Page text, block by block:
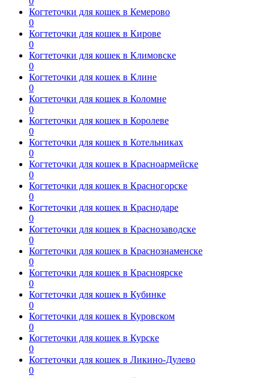
Когтеточки для кошек в Кемерово
0
Когтеточки для кошек в Кирове
0
Когтеточки для кошек в Климовске
0
Когтеточки для кошек в Клине
0
Когтеточки для кошек в Коломне
0
Когтеточки для кошек в Королеве
0
Когтеточки для кошек в Котельниках
0
Когтеточки для кошек в Красноармейске
0
Когтеточки для кошек в Красногорске
0
Когтеточки для кошек в Краснодаре
0
Когтеточки для кошек в Краснозаводске
0
Когтеточки для кошек в Краснознаменске
0
Когтеточки для кошек в Красноярске
0
Когтеточки для кошек в Кубинке
0
Когтеточки для кошек в Куровском
0
Когтеточки для кошек в Курске
0
Когтеточки для кошек в Ликино-Дулево
0